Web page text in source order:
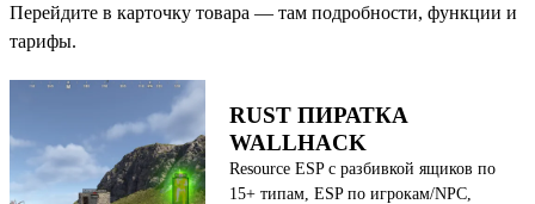
Перейдите в карточку товара — там подробности, функции и
тарифы.
RUST ПИРАТКА
WALLHACK
Resource ESP с разбивкой ящиков по
15+ типам, ESP по игрокам/NPC,